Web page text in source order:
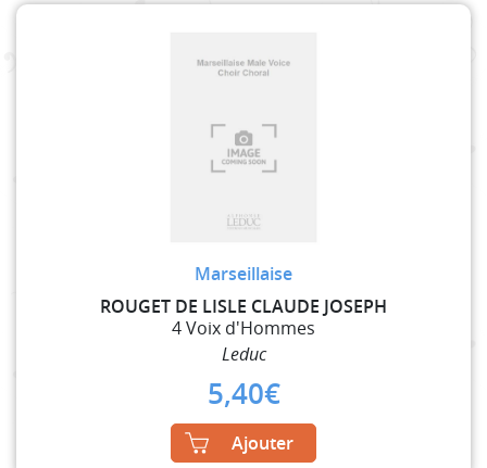
Marseillaise
ROUGET DE LISLE CLAUDE JOSEPH
4 Voix d'Hommes
Leduc
5,40€
Ajouter